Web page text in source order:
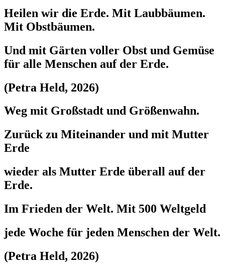
Heilen wir die Erde. Mit Laubbäumen.
Mit Obstbäumen.
Und mit Gärten voller Obst und Gemüse
für alle Menschen auf der Erde.
(Petra Held, 2026)
Weg mit Großstadt und Größenwahn.
Zurück zu Miteinander und mit Mutter
Erde
wieder als Mutter Erde überall auf der
Erde.
Im Frieden der Welt. Mit 500 Weltgeld
jede Woche für jeden Menschen der Welt.
(Petra Held, 2026)